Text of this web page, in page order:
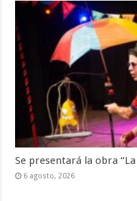
Se presentará la obra
6 agosto, 2026